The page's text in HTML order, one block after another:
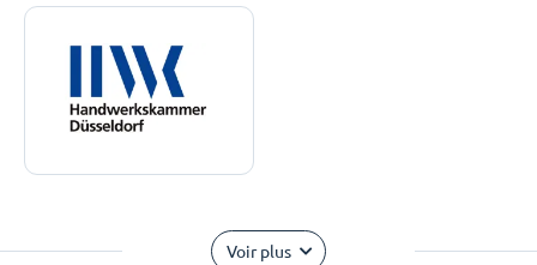
Voir plus